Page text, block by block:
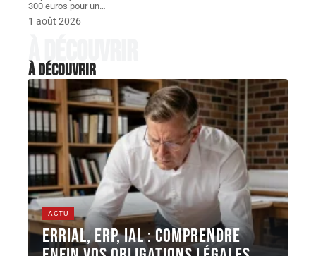
300 euros pour un…
1 août 2026
À découvrir
À découvrir
ACTU
ERRIAL, ERP, IAL : comprendre